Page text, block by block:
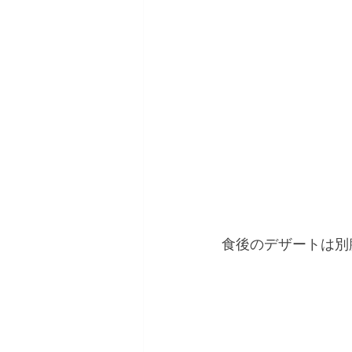
食後のデザートは